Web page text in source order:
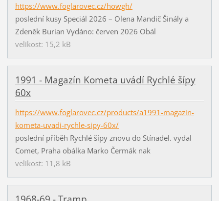
https://www.foglarovec.cz/howgh/
poslední kusy Speciál 2026 – Olena Mandič Šinály a
Zdeněk Burian Vydáno: červen 2026 Obál
velikost: 15,2 kB
1991 - Magazín Kometa uvádí Rychlé šípy
60x
https://www.foglarovec.cz/products/a1991-magazin-
kometa-uvadi-rychle-sipy-60x/
poslední příběh Rychlé šípy znovu do Stínadel. vydal
Comet, Praha obálka Marko Čermák nak
velikost: 11,8 kB